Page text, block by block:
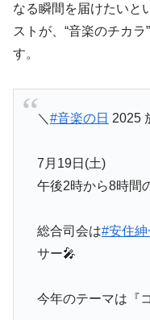
なる瞬間を届けたいと
ストが、“音楽のチカ
す。
＼ #音楽の日 2025
7月19日(土)
午後2時から8時間
総合司会は#安住紳
サー🎤
今年のテーマは『